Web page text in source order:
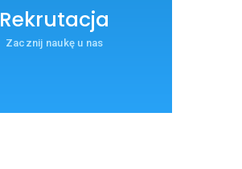
Rekrutacja
Zacznij naukę u nas